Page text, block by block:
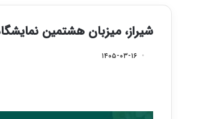
شیراز، میزبان هشتمین
۱۴۰۵-۰۳-۱۶